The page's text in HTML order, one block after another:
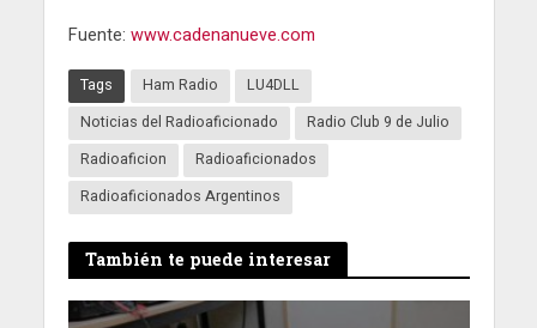
Fuente: www.cadenanueve.com
Tags Ham Radio
LU4DLL
Noticias del Radioaficionado
Radio Club 9 de Julio
Radioaficion
Radioaficionados
Radioaficionados Argentinos
También te puede interesar